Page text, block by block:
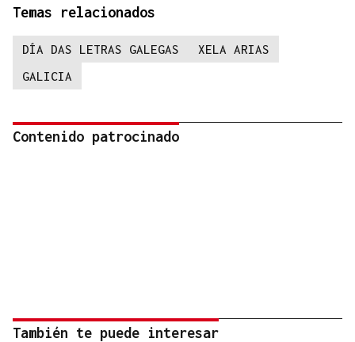
Temas relacionados
DÍA DAS LETRAS GALEGAS
XELA ARIAS
GALICIA
Contenido patrocinado
También te puede interesar